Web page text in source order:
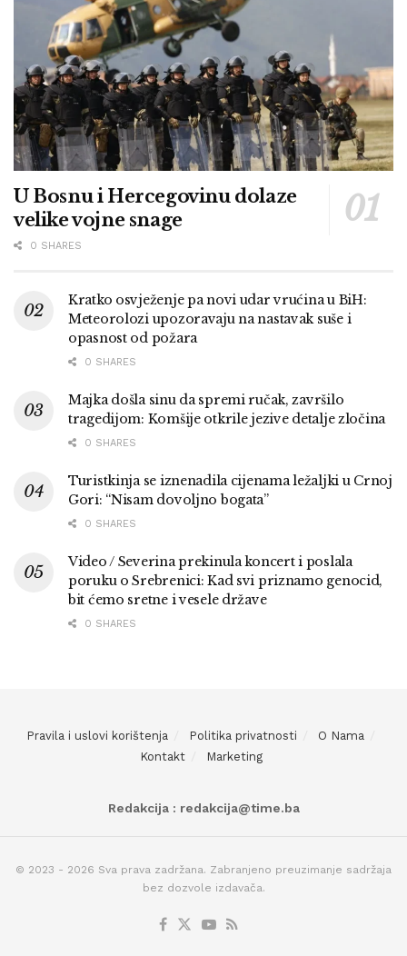
U Bosnu i Hercegovinu dolaze
velike vojne snage
0 SHARES
Kratko osvježenje pa novi udar vrućina u BiH:
Meteorolozi upozoravaju na nastavak suše i
opasnost od požara
0 SHARES
Majka došla sinu da spremi ručak, završilo
tragedijom: Komšije otkrile jezive detalje zločina
0 SHARES
Turistkinja se iznenadila cijenama ležaljki u Crnoj
Gori: “Nisam dovoljno bogata”
0 SHARES
Video / Severina prekinula koncert i poslala
poruku o Srebrenici: Kad svi priznamo genocid,
bit ćemo sretne i vesele države
0 SHARES
Pravila i uslovi korištenja Politika privatnosti
O Nama
Kontakt
Marketing
Redakcija : redakcija@time.ba
© 2023 - 2026 Sva prava zadržana. Zabranjeno preuzimanje sadržaja
bez dozvole izdavača.